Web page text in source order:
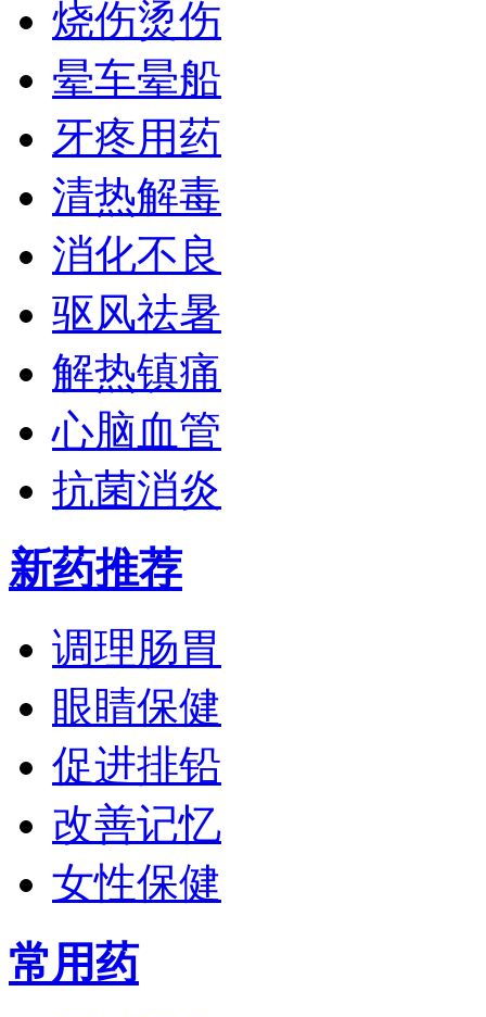
烧伤烫伤
晕车晕船
牙疼用药
清热解毒
消化不良
驱风祛暑
解热镇痛
心脑血管
抗菌消炎
新药推荐
调理肠胃
眼睛保健
促进排铅
改善记忆
女性保健
常用药